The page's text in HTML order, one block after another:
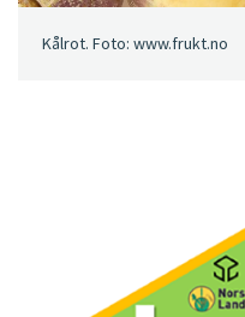
Kålrot. Foto: www.frukt.no